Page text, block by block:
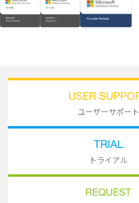
ユーザーサポート
トライアル